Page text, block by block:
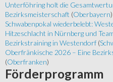
Unterföhring holt die
Bezirksmeisterschaft (Oberbayern)
Schwabenpokal wiederbelebt:
Hitzeschlacht in Nürnberg und
Bezirkstraining in Westendorf (
Oberfränkische 2026 – Eine
(Oberfranken)
Förderprogramm